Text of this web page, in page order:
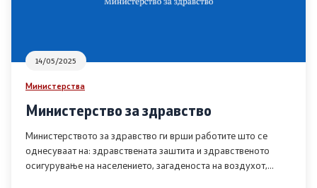
14/05/2025
Министерства
Министерство за здравство
Министерството за здравство ги врши работите што се
однесуваат на: здравствената заштита и здравственото
осигурување на населението, загаденоста на воздухот,